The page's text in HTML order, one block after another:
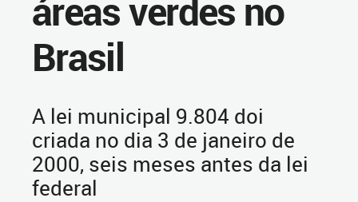
áreas verdes no
Brasil
A lei municipal 9.804 doi
criada no dia 3 de janeiro de
2000, seis meses antes da lei
federal